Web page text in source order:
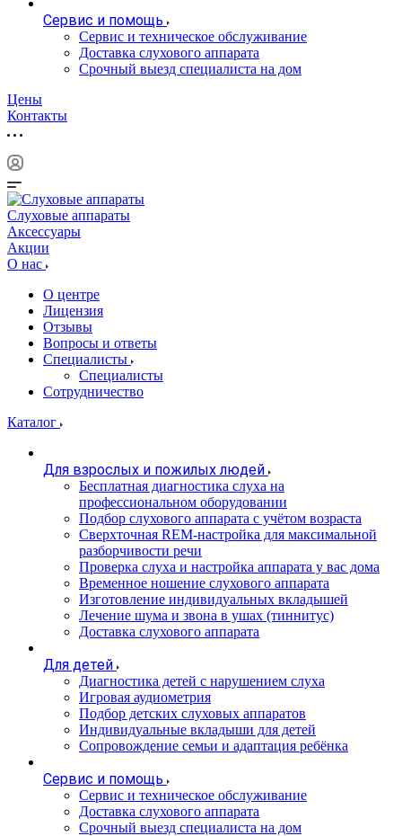
Сервис и помощь
Сервис и техническое обслуживание
Доставка слухового аппарата
Срочный выезд специалиста на дом
Цены
Контакты
Слуховые аппараты
Аксессуары
Акции
О нас
О центре
Лицензия
Отзывы
Вопросы и ответы
Специалисты
Специалисты
Сотрудничество
Каталог
Для взрослых и пожилых людей
Бесплатная диагностика слуха на
профессиональном оборудовании
Подбор слухового аппарата с учётом возраста
Сверхточная REM-настройка для максимальной
разборчивости речи
Проверка слуха и настройка аппарата у вас дома
Временное ношение слухового аппарата
Изготовление индивидуальных вкладышей
Лечение шума и звона в ушах (тиннитус)
Доставка слухового аппарата
Для детей
Диагностика детей с нарушением слуха
Игровая аудиометрия
Подбор детских слуховых аппаратов
Индивидуальные вкладыши для детей
Сопровождение семьи и адаптация ребёнка
Сервис и помощь
Сервис и техническое обслуживание
Доставка слухового аппарата
Срочный выезд специалиста на дом